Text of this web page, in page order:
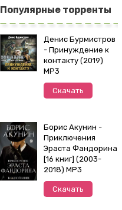
Популярные торренты
Денис Бурмистров
- Принуждение к
контакту (2019)
MP3
Скачать
Борис Акунин -
Приключения
Эраста Фандорина
[16 книг] (2003-
2018) МР3
Скачать